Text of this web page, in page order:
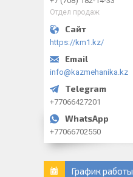
Отдел продаж
https://km1.kz/
info@kazmehanika.kz
+77066427201
+77066702550
График работы